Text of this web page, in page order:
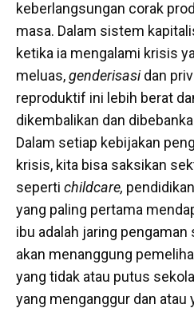
keberlangsungan corak
masa. Dalam sistem
ketika ia mengalami krisis
meluas,genderisasidan
reproduktif ini lebih berat
dikembalikan dan
Dalam setiap kebijakan
krisis, kita bisa saksikan
seperti childcare,
yang paling pertama
ibu adalah jaring
akan menanggung
yang tidak atau putus
yang menganggur dan atau